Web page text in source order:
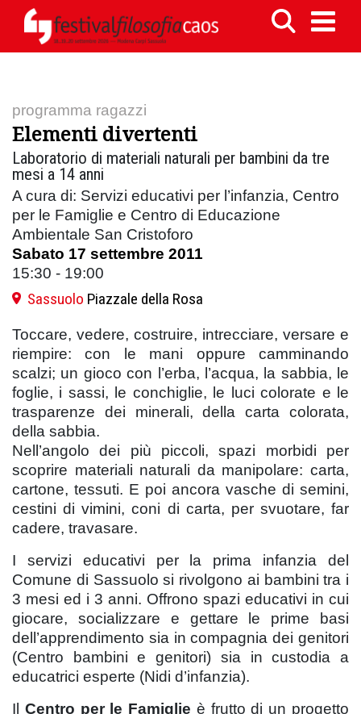
programma ragazzi
Elementi divertenti
Laboratorio di materiali naturali per bambini da tre
mesi a 14 anni
A cura di: Servizi educativi per l’infanzia, Centro
per le Famiglie e Centro di Educazione
Ambientale San Cristoforo
Sabato 17 settembre 2011
15:30 - 19:00
Sassuolo Piazzale della Rosa
Toccare, vedere, costruire, intrecciare, versare e
riempire: con le mani oppure camminando
scalzi; un gioco con l’erba, l’acqua, la sabbia, le
foglie, i sassi, le conchiglie, le luci colorate e le
trasparenze dei minerali, della carta colorata,
della sabbia.
Nell’angolo dei più piccoli, spazi morbidi per
scoprire materiali naturali da manipolare: carta,
cartone, tessuti. E poi ancora vasche di semini,
cestini di vimini, coni di carta, per svuotare, far
cadere, travasare.
I servizi educativi per la prima infanzia
del
Comune di Sassuolo si rivolgono ai bambini tra i
3 mesi ed i 3 anni. Offrono spazi educativi in cui
giocare, socializzare e gettare le prime basi
dell’apprendimento sia in compagnia dei genitori
(Centro bambini e genitori) sia in custodia a
educatrici esperte (Nidi d’infanzia).
Il Centro per le Famiglie è frutto di un progetto